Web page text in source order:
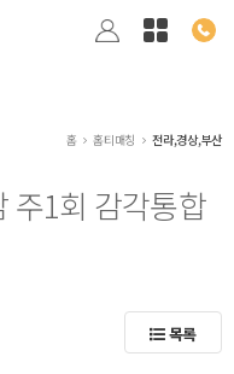
홈 홈티매칭 전라,경상,부산
주1회 감각통합
목록